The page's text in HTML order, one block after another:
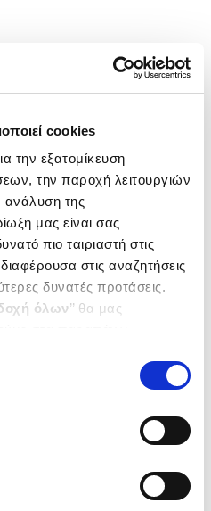
cookies
την εξατομίκευση
την παροχή λειτουργιών
ανάλυση της
μας είναι σας
πιο ταιριαστή στις
στις αναζητήσεις
δυνατές προτάσεις.
όλων’’ θα μας
από τα παρακάτω με την
να ενημερωθείτε σχετικά με